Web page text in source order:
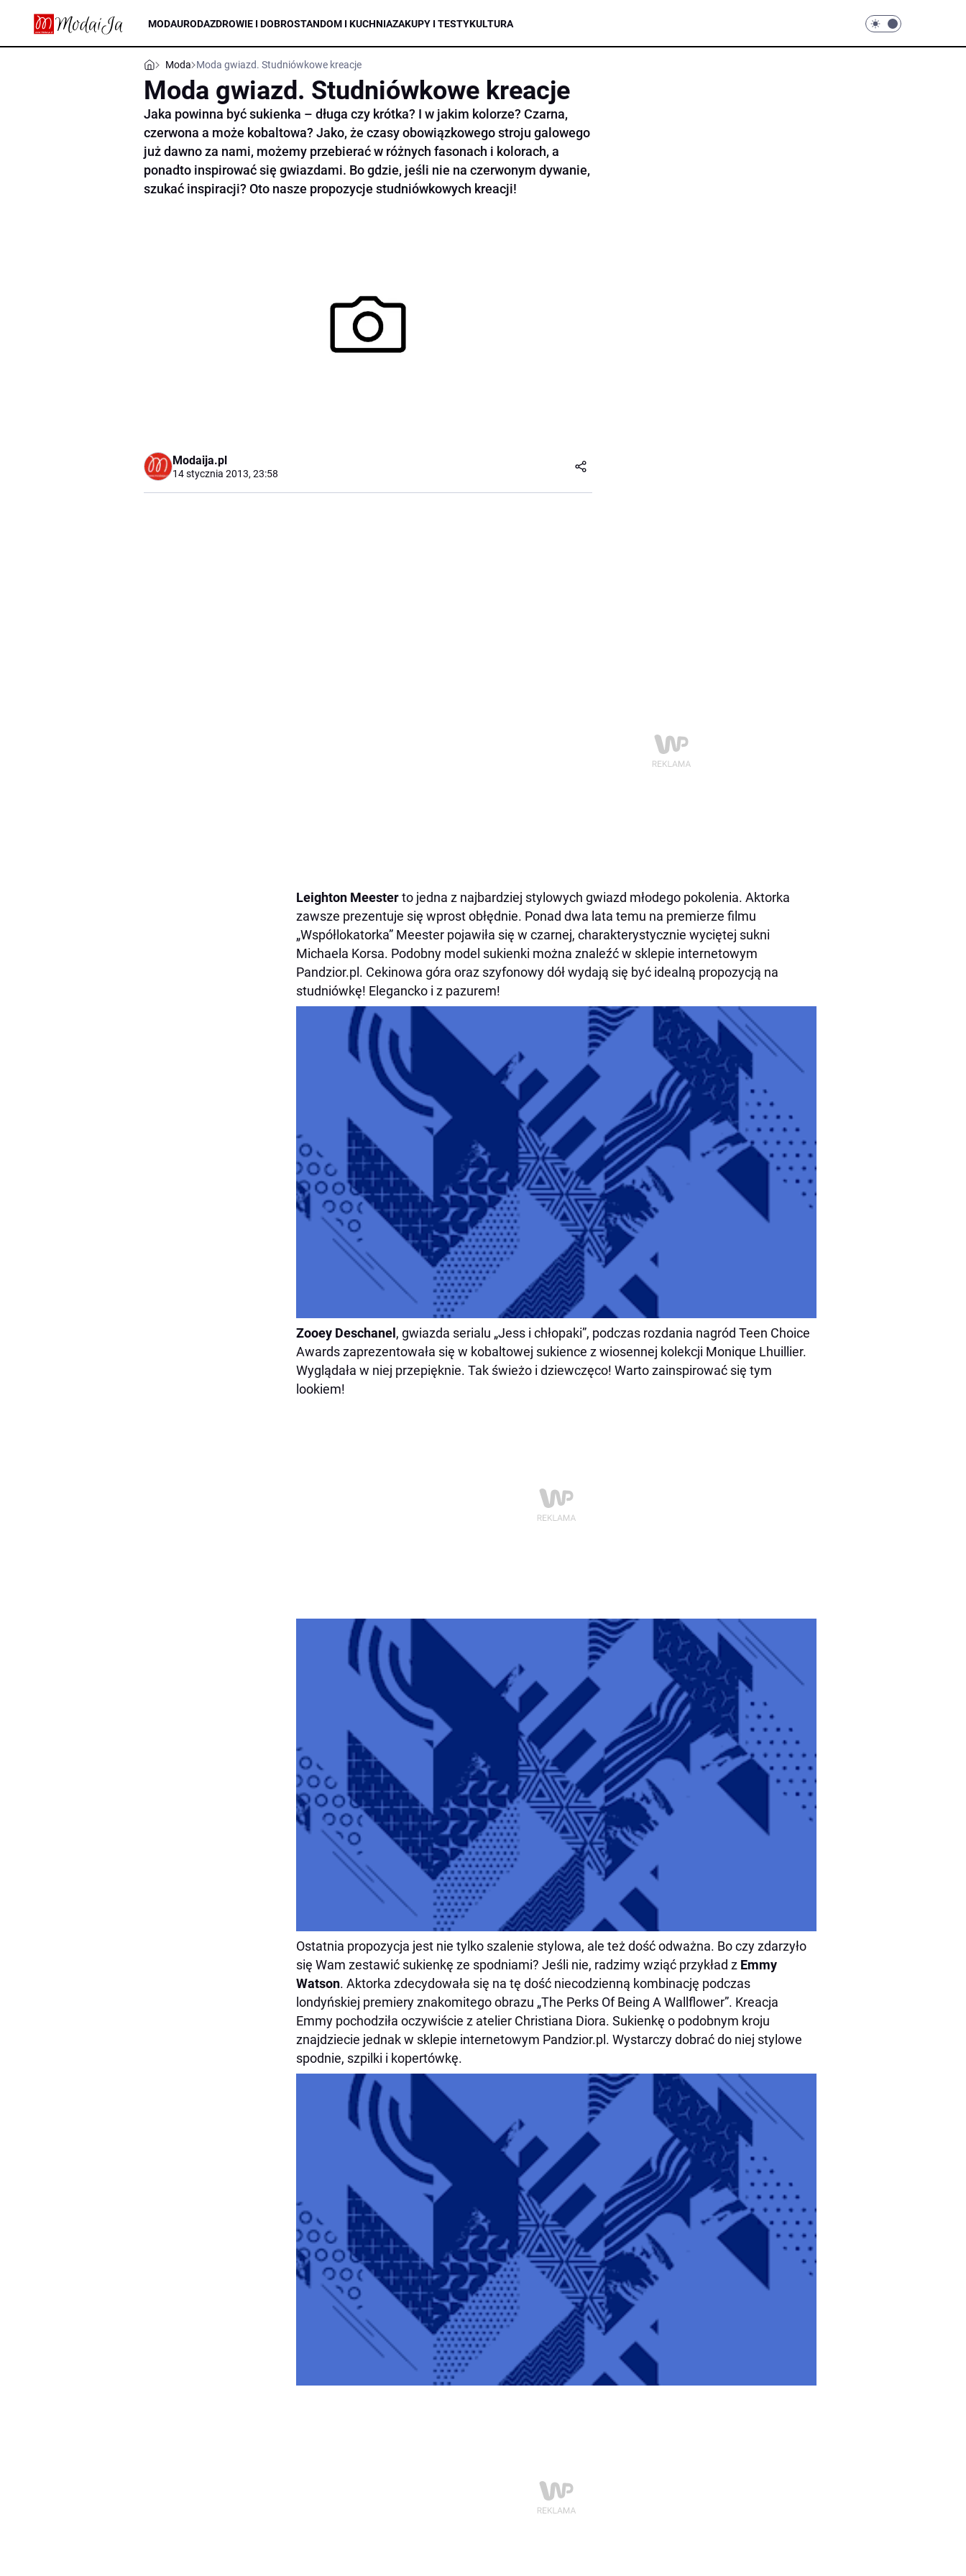
MODAURODAZDROWIE I DOBROSTANDOM I KUCHNIAZAKUPY I TESTYKULTURA
Moda Moda gwiazd. Studniówkowe kreacje
Moda gwiazd. Studniówkowe kreacje
Jaka powinna być sukienka – długa czy krótka? I w jakim kolorze? Czarna,
czerwona a może kobaltowa? Jako, że czasy obowiązkowego stroju galowego
już dawno za nami, możemy przebierać w różnych fasonach i kolorach, a
ponadto inspirować się gwiazdami. Bo gdzie, jeśli nie na czerwonym dywanie,
szukać inspiracji? Oto nasze propozycje studniówkowych kreacji!
Modaija.pl
14 stycznia 2013, 23:58
Leighton Meesterto jedna z najbardziej stylowych gwiazd młodego pokolenia. Aktorka
zawsze prezentuje się wprost obłędnie. Ponad dwa lata temu na premierze filmu
„Współlokatorka” Meester pojawiła się w czarnej, charakterystycznie wyciętej sukni
Michaela Korsa. Podobny model sukienki można znaleźć w sklepie internetowym
Pandzior.pl. Cekinowa góra oraz szyfonowy dół wydają się być idealną propozycją na
studniówkę! Elegancko i z pazurem!
Zooey Deschanel , gwiazda serialu „Jess i chłopaki”, podczas rozdania nagród Teen Choice
Awards zaprezentowała się w kobaltowej sukience z wiosennej kolekcji Monique Lhuillier.
Wyglądała w niej przepięknie. Tak świeżo i dziewczęco! Warto zainspirować się tym
lookiem!
Ostatnia propozycja jest nie tylko szalenie stylowa, ale też dość odważna. Bo czy zdarzyło
się Wam zestawić sukienkę ze spodniami? Jeśli nie, radzimy wziąć przykład z Emmy
Watson. Aktorka zdecydowała się na tę dość niecodzienną kombinację podczas
londyńskiej premiery znakomitego obrazu „The Perks Of Being A Wallflower”. Kreacja
Emmy pochodziła oczywiście z atelier Christiana Diora. Sukienkę o podobnym kroju
znajdziecie jednak w sklepie internetowym Pandzior.pl. Wystarczy dobrać do niej stylowe
spodnie, szpilki i kopertówkę.